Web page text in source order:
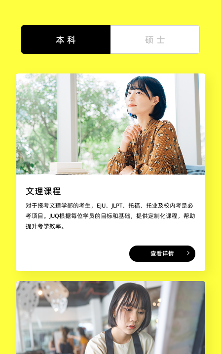
本 科 硕 士
文理课程
对于报考文理学部的考生，EJU、JLPT、托福、托业及校内考是必
考项目。JUQ根据每位学员的目标和基础，提供定制化课程，帮助
提升考学效率。
查看详情